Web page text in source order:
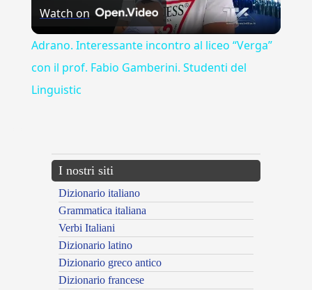
Video
Watch on
Adrano. Interessante incontro al liceo “Verga”
con il prof. Fabio Gamberini. Studenti del
Linguistic
I nostri siti
Dizionario italiano
Grammatica italiana
Verbi Italiani
Dizionario latino
Dizionario greco antico
Dizionario francese